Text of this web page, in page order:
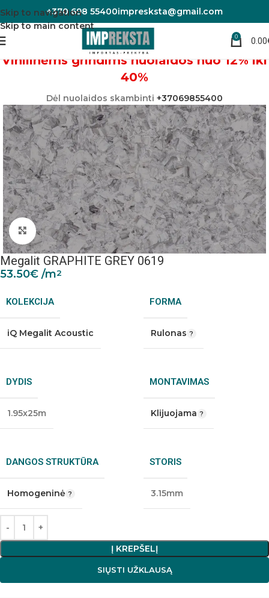
Skip to navigation
Skip to main content
+370 698 55400impresksta@gmail.com
0 0.00
Pradžia Linoleumas/PVC danga
Vinilinėms grindims nuolaidos nuo 12% iki
40%
Dėl nuolaidos skambinti +37069855400
Padidinti nuotrauką
Megalit GRAPHITE GREY 0619
53.50€ /m2
KOLEKCIJA
iQ Megalit Acoustic
FORMA
Rulonas
DYDIS
1.95x25m
MONTAVIMAS
Klijuojama
DANGOS STRUKTŪRA
Homogeninė
STORIS
3.15mm
Į KREPŠELĮ
SIŲSTI UŽKLAUSĄ